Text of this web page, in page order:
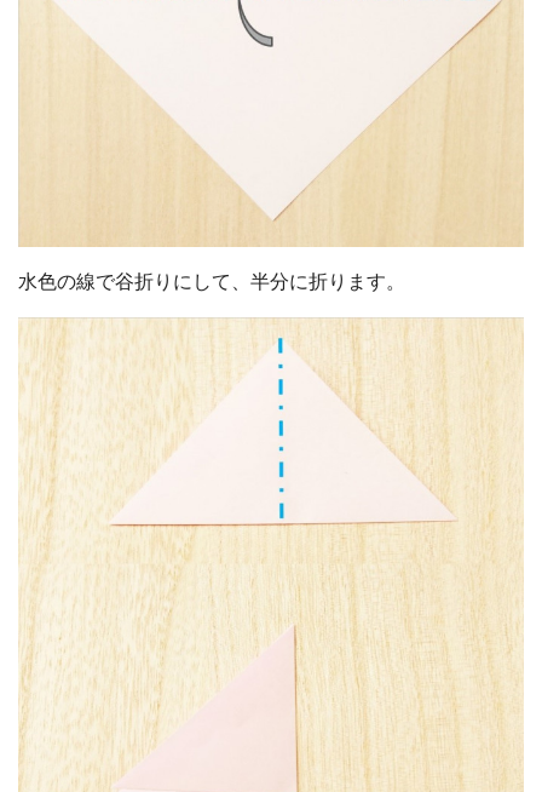
水色の線で谷折りにして、半分に折ります。